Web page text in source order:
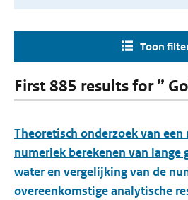
Toon
First 885 results for ”
Theoretisch onderzoek van
numeriek berekenen van lange
water en vergelijking van de
overeenkomstige analytische